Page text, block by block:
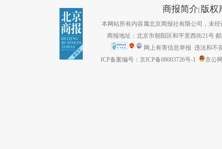
商报简介| 版权
本网站所有内容属北京商报社有限公司，未经
商报地址：北京市朝阳区和平里西街21号
网上有害信息举报 违法和不
ICP备案编号：京ICP备08003726号-1
京公